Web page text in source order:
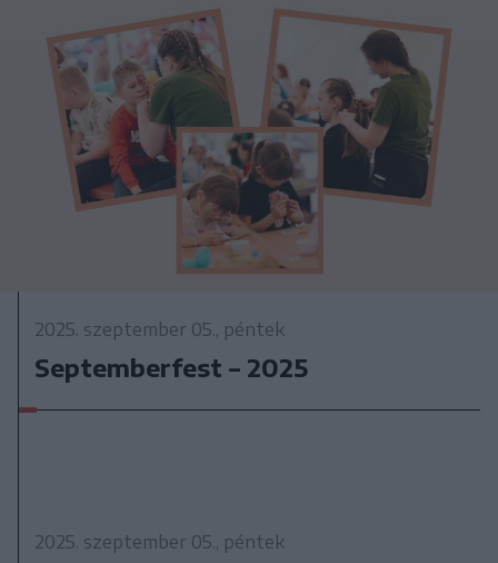
2025. szeptember 05., péntek
Septemberfest – 2025
2025. szeptember 05., péntek